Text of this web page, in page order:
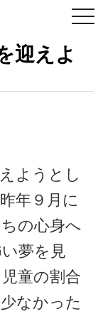
迎えよ
ようとし
年９月に
の心身へ
夢を見
童の割合
なかった